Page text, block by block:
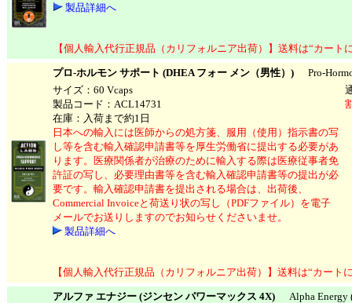
製品詳細へ
【個人輸入代行正規品（カリフォルニア出荷）】送料は“カート
プロ-ホルモン サポート (DHEA フォー メン（男性）) Pro-
サイズ：60 Vcaps
製品コード：ACL14731
在庫：入荷まで約1日
日本への輸入には医師からの処方箋、服用（使用）指示書の写
し等を含む輸入確認申請書等を厚生労働省に提出する必要があ
ります。医療関係者が治療のために輸入する際は医療従事者免
許証の写し、必要理由書等を含む輸入確認申請書等の提出が必
要です。輸入確認申請書を提出される場合は、出荷後、
Commercial Invoiceと荷送り状の写し（PDFファイル）を電子
メールでお送りしますのでお知らせくださいませ。
製品詳細へ
【個人輸入代行正規品（カリフォルニア出荷）】送料は“カート
アルファ エナジー (ジンセン パワーマックス 4X) Alpha Energy